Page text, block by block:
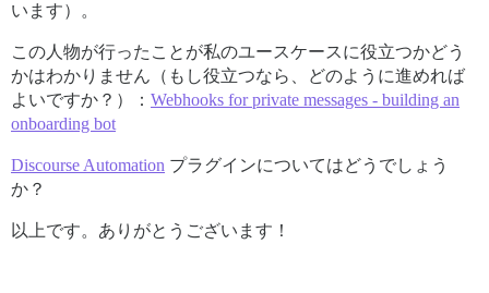
います）。
この人物が行ったことが私のユースケースに役立つかどう
かはわかりません（もし役立つなら、どのように進めれば
よいですか？）： Webhooks for private messages - building an
onboarding bot
Discourse Automation プラグインについてはどうでしょう
か？
以上です。ありがとうございます！